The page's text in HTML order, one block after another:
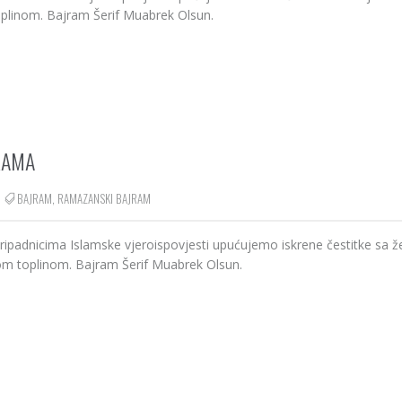
Bajram Šerif Muabrek Olsun.
BAJRAM, RAMAZANSKI BAJRAM
Islamske vjeroispovjesti upućujemo iskrene čestitke sa
toplinom. Bajram Šerif Muabrek Olsun.